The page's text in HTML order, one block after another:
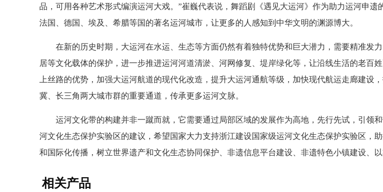
品，可用各种艺术形式编演运河大戏。”崔巍代表说，舞蹈剧《遇见大运河》作为助力运河申
法国、德国、埃及、希腊等国的著名运河城市，让更多的人感知到中华文明的渊源博大。
在新的历史时期，大运河在水运、生态等方面仍然有着独特优势和巨大潜力，需要精准发
居等文化载体的保护，进一步推进运河河道清淤、河网修复、堤岸绿化等，让沿线生活的老百
上丝路的优势，加强大运河航道的现代化改造，提升大运河通航等级，加快现代航运走廊建设
冀、长三角两大城市群的重要通道，传承更多运河文脉。
运河文化带的构建并非一蹴而就，它需要通过局部区域的发展作为高地，先行先试，引领
河文化生态保护实验区的建议，希望国家大力支持浙江建设国家级运河文化生态保护实验区，
和国际化传播，树立世界遗产和文化生态协同保护、非遗信息平台建设、非遗特色小镇建设、
相关产品